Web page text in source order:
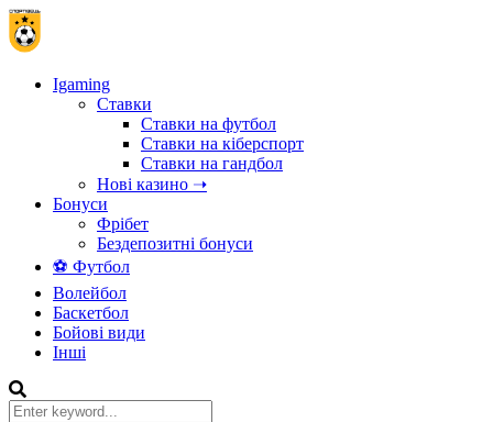
Igaming
Ставки
Ставки на футбол
Ставки на кіберспорт
Ставки на гандбол
Нові казино ➝
Бонуси
Фрібет
Бездепозитні бонуси
⚽ Футбол
Волейбол
Баскетбол
Бойові види
Інші